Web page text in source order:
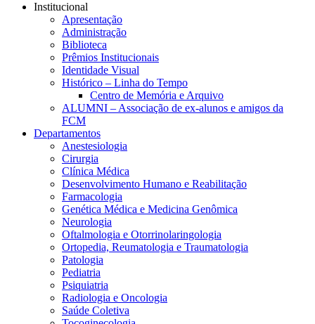
Institucional
Apresentação
Administração
Biblioteca
Prêmios Institucionais
Identidade Visual
Histórico – Linha do Tempo
Centro de Memória e Arquivo
ALUMNI – Associação de ex-alunos e amigos da
FCM
Departamentos
Anestesiologia
Cirurgia
Clínica Médica
Desenvolvimento Humano e Reabilitação
Farmacologia
Genética Médica e Medicina Genômica
Neurologia
Oftalmologia e Otorrinolaringologia
Ortopedia, Reumatologia e Traumatologia
Patologia
Pediatria
Psiquiatria
Radiologia e Oncologia
Saúde Coletiva